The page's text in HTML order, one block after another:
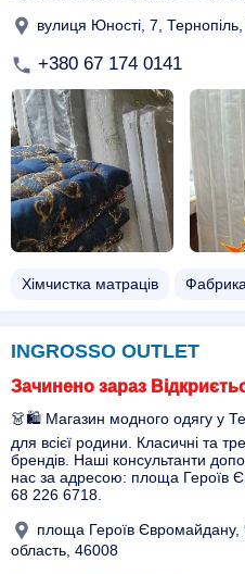
вулиця Юності, 7,
+380 67 174 0141
Хімчистка матраців
INGROSSO OUTLET
Зачинено зараз
👗🛍️ Магазин модного одягу у
для всієї родини. Класичні та
брендів. Наші консультанти
нас за адресою: площа Героїв
68 226 6718.
площа Героїв Євромайдану,
область, 46008